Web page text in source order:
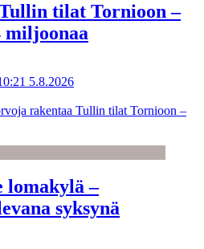
tilat Tornioon –
miljoonaa
5.8.2026
rakentaa Tullin tilat Tornioon –
lomakylä –
syksynä